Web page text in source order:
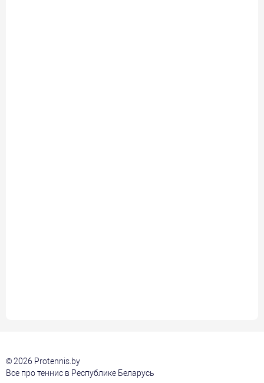
© 2026 Protennis.by
Все про теннис в Республике Беларусь